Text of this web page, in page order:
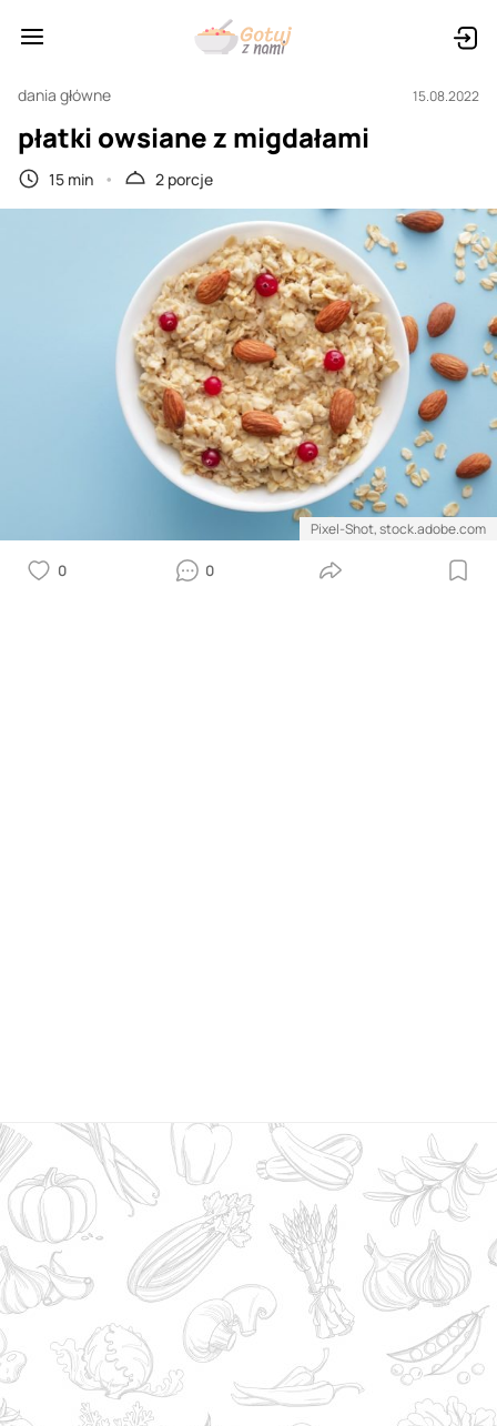
dania główne 15.08.2022
płatki owsiane z migdałami
15 min 2 porcje
Pixel-Shot, stock.adobe.com
0 0